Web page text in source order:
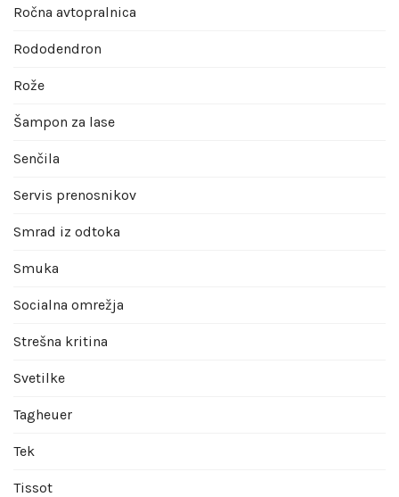
Ročna avtopralnica
Rododendron
Rože
Šampon za lase
Senčila
Servis prenosnikov
Smrad iz odtoka
Smuka
Socialna omrežja
Strešna kritina
Svetilke
Tagheuer
Tek
Tissot